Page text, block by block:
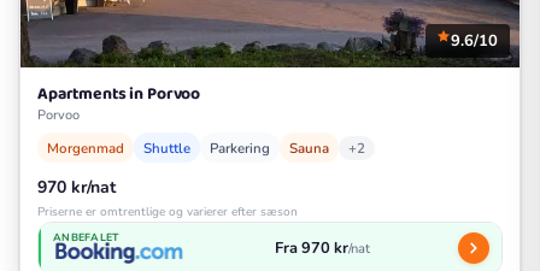
9.6/10
Apartments in Porvoo
Porvoo
Morgenmad Shuttle Parkering Sauna +2
970 kr/nat
Priserne er omtrentlige og varierer efter sæson
ANBEFALET Fra 970 kr/nat